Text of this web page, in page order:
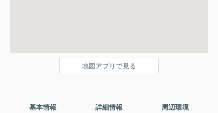
地図アプリで見る
基本情報 詳細情報 周辺環境